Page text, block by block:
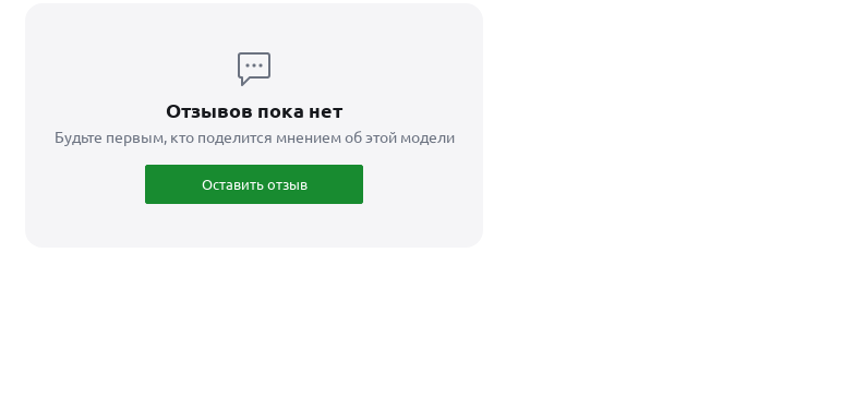
Отзывов пока нет
Будьте первым, кто поделится мнением об этой модели
Оставить отзыв